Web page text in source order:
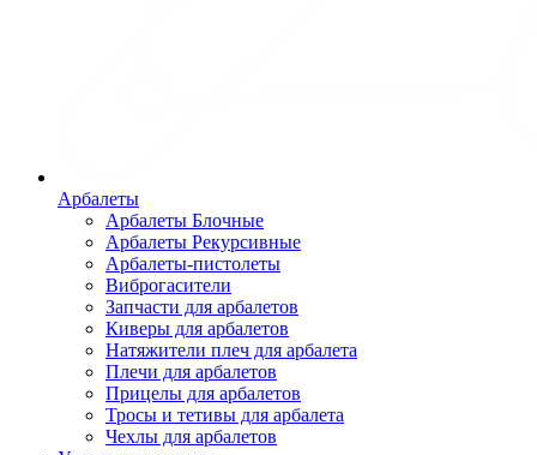
Арбалеты
Арбалеты Блочные
Арбалеты Рекурсивные
Арбалеты-пистолеты
Виброгасители
Запчасти для арбалетов
Киверы для арбалетов
Натяжители плеч для арбалета
Плечи для арбалетов
Прицелы для арбалетов
Тросы и тетивы для арбалета
Чехлы для арбалетов